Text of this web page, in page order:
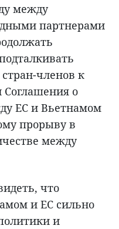
между
партнерами
членов к
о
ЕС и Вьетнамом
прорыву в
между
что
и ЕС сильно
и